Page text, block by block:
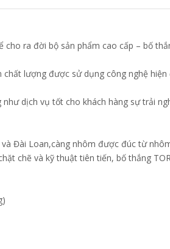
ra đời bộ sản phẩm cao cấp – bố
lượng được sử dụng công nghệ
dịch vụ tốt cho khách hàng sự trải
Đài Loan,càng nhôm được đúc từ
chẽ và kỹ thuật tiên tiến, bố thắng